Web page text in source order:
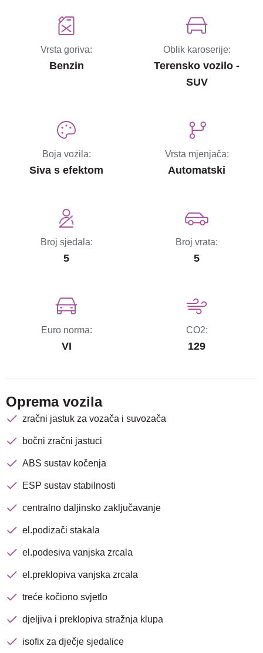
Vrsta goriva:
Benzin
Oblik karoserije:
Terensko vozilo -
SUV
Boja vozila:
Siva s efektom
Vrsta mjenjača:
Automatski
Broj sjedala:
5
Broj vrata:
5
Euro norma:
VI
CO2:
129
Oprema vozila
zračni jastuk za vozača i suvozača
bočni zračni jastuci
ABS sustav kočenja
ESP sustav stabilnosti
centralno daljinsko zaključavanje
el.podizači stakala
el.podesiva vanjska zrcala
el.preklopiva vanjska zrcala
treće kočiono svjetlo
djeljiva i preklopiva stražnja klupa
isofix za dječje sjedalice